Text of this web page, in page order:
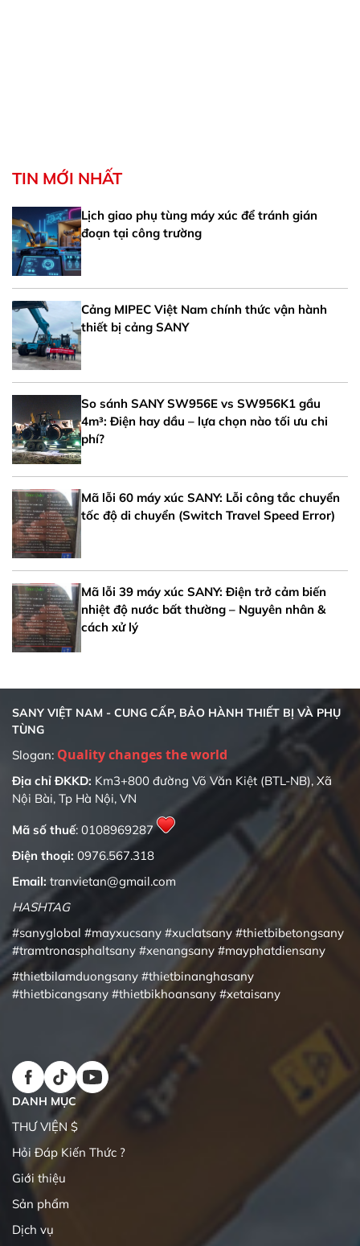
TIN MỚI NHẤT
Lịch giao phụ tùng máy xúc để tránh gián
đoạn tại công trường
Cảng MIPEC Việt Nam chính thức vận hành
thiết bị cảng SANY
So sánh SANY SW956E vs SW956K1 gầu
4m³: Điện hay dầu – lựa chọn nào tối ưu chi
phí?
Mã lỗi 60 máy xúc SANY: Lỗi công tắc chuyển
tốc độ di chuyển (Switch Travel Speed Error)
Mã lỗi 39 máy xúc SANY: Điện trở cảm biến
nhiệt độ nước bất thường – Nguyên nhân &
cách xử lý
SANY VIỆT NAM - CUNG CẤP, BẢO HÀNH THIẾT BỊ VÀ PHỤ
TÙNG
Slogan: Quality changes the world
Địa chỉ ĐKKD: Km3+800 đường Võ Văn Kiệt (BTL-NB), Xã
Nội Bài, Tp Hà Nội, VN
Mã số thuế: 0108969287
Điện thoại: 0976.567.318
Email: tranvietan@gmail.com
HASHTAG
#sanyglobal #mayxucsany #xuclatsany #thietbibetongsany
#tramtronasphaltsany #xenangsany #mayphatdiensany
#thietbilamduongsany #thietbinanghasany
#thietbicangsany #thietbikhoansany #xetaisany
DANH MỤC
THƯ VIỆN $
Hỏi Đáp Kiến Thức ?
Giới thiệu
Sản phẩm
Dịch vụ